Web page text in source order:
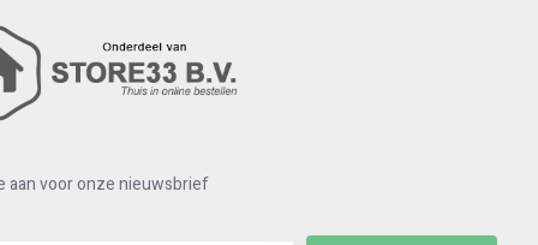
aan voor onze nieuwsbrief